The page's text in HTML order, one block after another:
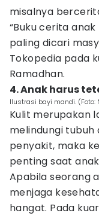
misalnya
“Buku cerita
paling dicari
Tokopedia pada
Ramadhan.
4. Anak harus
Ilustrasi bayi mandi.
Kulit merupakan
melindungi
penyakit, maka
penting saat
Apabila seorang
menjaga
hangat. Pada